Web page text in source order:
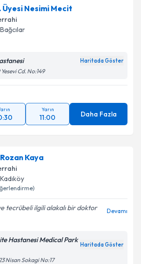
Üyesi Nesimi Mecit
Bağcılar
Haritada Göster
Cd. No:149
Yarın
11:00 Daha Fazla
Kaya
Kadıköy
tecrübeli ilgili alakalı bir doktor
Devamı
Hastanesi Medical Park
Haritada Göster
Nisan Sokagi No:17